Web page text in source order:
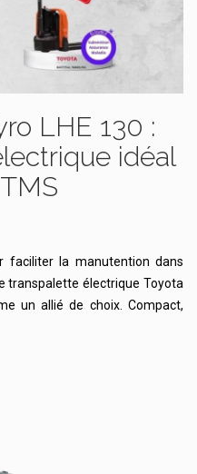
LHE 130 :
idéal
faciliter la manutention dans
transpalette électrique Toyota
un allié de choix. Compact,